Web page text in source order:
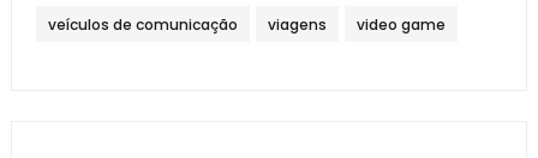
veículos de comunicação viagens video game